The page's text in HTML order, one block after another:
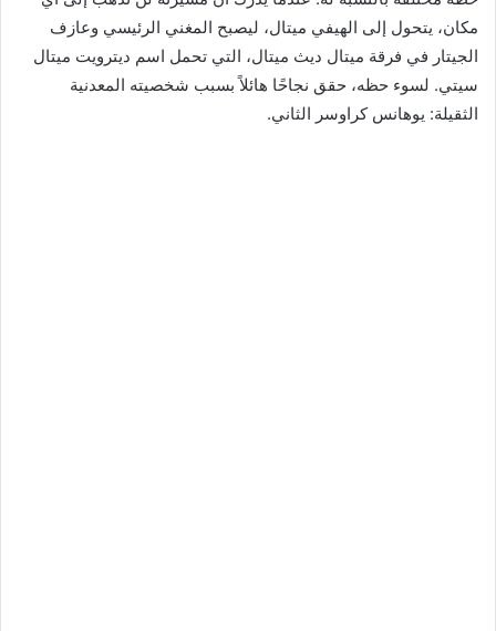
مكان، يتحول إلى الهيفي ميتال، ليصبح المغني الرئيسي وعازف
الجيتار في فرقة ميتال ديث ميتال، التي تحمل اسم ديترويت ميتال
سيتي. لسوء حظه، حقق نجاحًا هائلاً بسبب شخصيته المعدنية
الثقيلة: يوهانس كراوسر الثاني.